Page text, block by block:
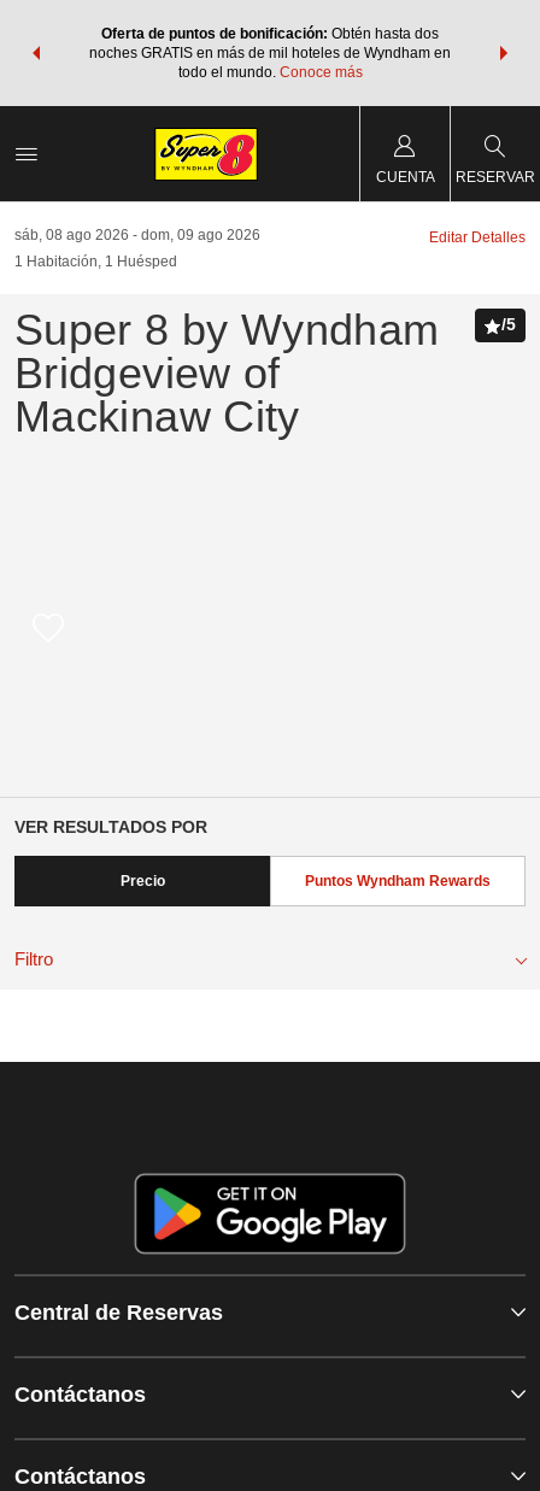
Oferta de puntos de bonificación:Obtén hasta dos
noches GRATIS en más de mil hoteles de Wyndham en
todo el mundo. Conoce más
de viaje
CUENTA RESERVAR
sáb, 08 ago 2026
dom, 09 ago 2026
1 Habitación, 1 Huésped
Editar Detalles
Super 8 by Wyndham
Bridgeview of
Mackinaw City
/5
VER RESULTADOS POR
Precio Puntos Wyndham Rewards
Filtro
Central de Reservas
Contáctanos
Contáctanos